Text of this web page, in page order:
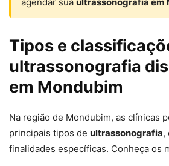
Tipos e
ultrassonografia
em Mondubim
Na região de Mondubim, as clínicas
principais tipos de ultrassonografia,
finalidades específicas. Conheça os